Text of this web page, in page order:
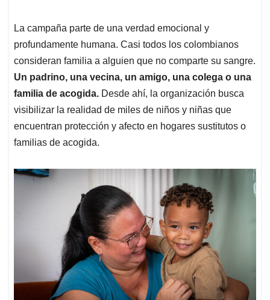
La campaña parte de una verdad emocional y
profundamente humana. Casi todos los colombianos
consideran familia a alguien que no comparte su sangre.
Un padrino, una vecina, un amigo, una colega o una
familia de acogida. Desde ahí, la organización busca
visibilizar la realidad de miles de niños y niñas que
encuentran protección y afecto en hogares sustitutos o
familias de acogida.